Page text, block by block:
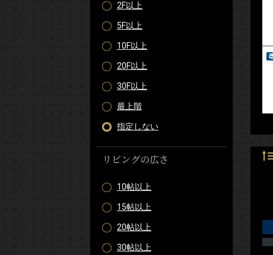
2F以上
5F以上
10F以上
20F以上
30F以上
最上階
指定しない
リビングの広さ
10帖以上
15帖以上
20帖以上
30帖以上